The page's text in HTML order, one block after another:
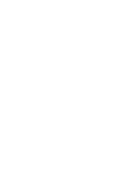
4.5 von 5 Sternen